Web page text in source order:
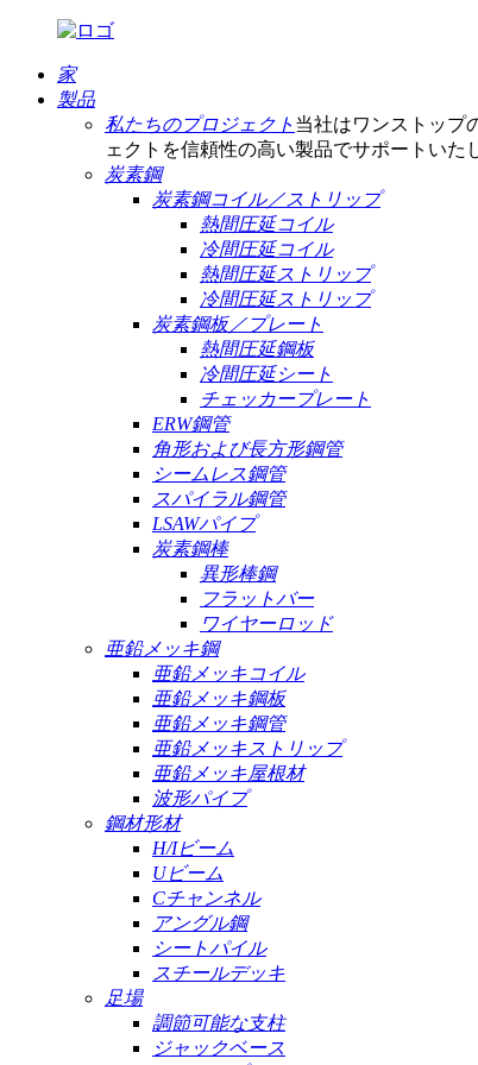
家
製品
私たちのプロジェクト 当社はワンストップ
ェクトを信頼性の高い製品でサポートいた
炭素鋼
炭素鋼コイル／ストリップ
熱間圧延コイル
冷間圧延コイル
熱間圧延ストリップ
冷間圧延ストリップ
炭素鋼板／プレート
熱間圧延鋼板
冷間圧延シート
チェッカープレート
ERW鋼管
角形および長方形鋼管
シームレス鋼管
スパイラル鋼管
LSAWパイプ
炭素鋼棒
異形棒鋼
フラットバー
ワイヤーロッド
亜鉛メッキ鋼
亜鉛メッキコイル
亜鉛メッキ鋼板
亜鉛メッキ鋼管
亜鉛メッキストリップ
亜鉛メッキ屋根材
波形パイプ
鋼材形材
H/Iビーム
Uビーム
Cチャンネル
アングル鋼
シートパイル
スチールデッキ
足場
調節可能な支柱
ジャックベース